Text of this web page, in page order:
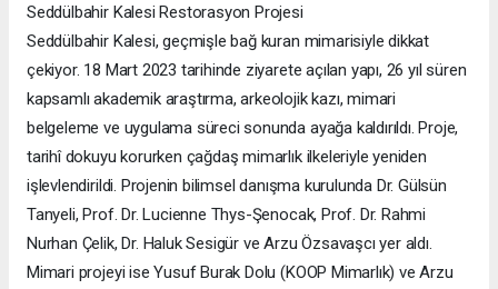
Seddülbahir Kalesi Restorasyon Projesi
Seddülbahir Kalesi, geçmişle bağ kuran mimarisiyle dikkat
çekiyor. 18 Mart 2023 tarihinde ziyarete açılan yapı, 26 yıl süren
kapsamlı akademik araştırma, arkeolojik kazı, mimari
belgeleme ve uygulama süreci sonunda ayağa kaldırıldı. Proje,
tarihî dokuyu korurken çağdaş mimarlık ilkeleriyle yeniden
işlevlendirildi. Projenin bilimsel danışma kurulunda Dr. Gülsün
Tanyeli, Prof. Dr. Lucienne Thys-Şenocak, Prof. Dr. Rahmi
Nurhan Çelik, Dr. Haluk Sesigür ve Arzu Özsavaşcı yer aldı.
Mimari projeyi ise Yusuf Burak Dolu (KOOP Mimarlık) ve Arzu